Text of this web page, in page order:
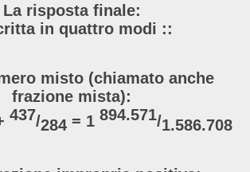
La risposta finale:
in quattro modi ::
misto (chiamato anche
frazione mista):
437/284 = 1 894.571/1.586.708